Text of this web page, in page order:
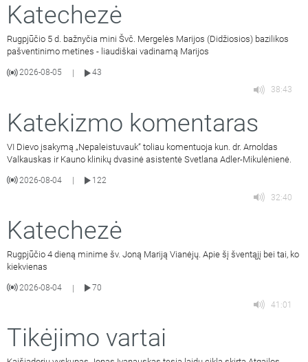
Katechezė
Rugpjūčio 5 d. bažnyčia mini Švč. Mergelės Marijos (Didžiosios) bazilikos
pašventinimo metines - liaudiškai vadinamą Marijos
2026-08-05
43
38:43
Katekizmo komentaras
VI Dievo įsakymą „Nepaleistuvauk“ toliau komentuoja kun. dr. Arnoldas
Valkauskas ir Kauno klinikų dvasinė asistentė Svetlana Adler-Mikulėnienė.
2026-08-04
122
32:40
Katechezė
Rugpjūčio 4 dieną minime šv. Joną Mariją Vianėjų. Apie šį šventąjį bei tai, ko
kiekvienas
2026-08-04 |
70
41:01
Tikėjimo vartai